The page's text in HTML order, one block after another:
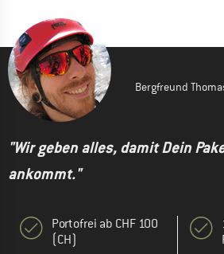
Bergfreund
"Wir geben alles, damit Dein
ankommt."
Portofrei ab CHF 100
(CH)